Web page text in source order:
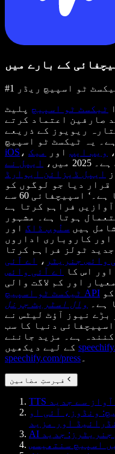
کے بارے میں
ٹیکسٹ ٹو اسپیچ ریڈر
ٹیکسٹ ٹو اسپیچ پلیٹ
سے زائد صارفین اعتماد کرتے
ستارہ ریویوز کے ذریعے
یہ ٹیکسٹ ٹو اسپیچ
iOS ، ، ویب ایپ اور
میک
میں،
ایپل نے
ایپل ڈیزائن ایوارڈ
قرار دیا جو لوگوں کو
اپنی زندگی جینے میں مدد دیتا ہے۔‘ اسپیچفائی 60 سے
1,000+ قدرتی آوازیں فراہم کرتا ہے
میں استعمال ہوتا ہے۔ مشہور
ہیں سنُوپ ڈاگ اور
اور کاروباری اداروں
جدید ٹولز فراہم کرتا
وائس جنریٹر ،
اے آئی
اور اس کا
اے آئی وائس
اور کم لاگت والی
ٹیکسٹ ٹو اسپیچ API
ہے۔
وال اسٹریٹ جرنل
بڑے نیوز آؤٹ لیٹس نے
دنیا کا سب
ہے۔ مزید جاننے
speechify.com/press
فہرستِ مضامین
ونڈوز، آئی او
اور مزید
اسپیچ سنتھیسس